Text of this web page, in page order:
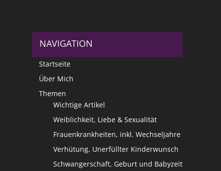
NAVIGATION
Startseite
Über Mich
Themen
Wichtige Artikel
Weiblichkeit, Liebe & Sexualität
Frauenkrankheiten, inkl. Wechseljahre
Verhütung, Unerfüllter Kinderwunsch
Schwangerschaft, Geburt und Babyzeit